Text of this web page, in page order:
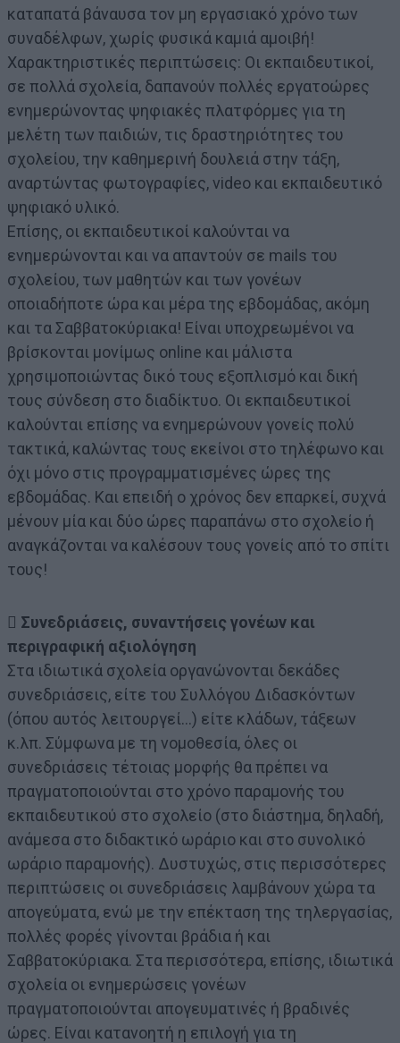
καταπατά βάναυσα τον μη εργασιακό χρόνο των
συναδέλφων, χωρίς φυσικά καμιά αμοιβή!
Χαρακτηριστικές περιπτώσεις: Οι εκπαιδευτικοί,
σε πολλά σχολεία, δαπανούν πολλές εργατοώρες
ενημερώνοντας ψηφιακές πλατφόρμες για τη
μελέτη των παιδιών, τις δραστηριότητες του
σχολείου, την καθημερινή δουλειά στην τάξη,
αναρτώντας φωτογραφίες, video και εκπαιδευτικό
ψηφιακό υλικό.
Επίσης, οι εκπαιδευτικοί καλούνται να
ενημερώνονται και να απαντούν σε mails του
σχολείου, των μαθητών και των γονέων
οποιαδήποτε ώρα και μέρα της εβδομάδας, ακόμη
και τα Σαββατοκύριακα! Είναι υποχρεωμένοι να
βρίσκονται μονίμως online και μάλιστα
χρησιμοποιώντας δικό τους εξοπλισμό και δική
τους σύνδεση στο διαδίκτυο. Οι εκπαιδευτικοί
καλούνται επίσης να ενημερώνουν γονείς πολύ
τακτικά, καλώντας τους εκείνοι στο τηλέφωνο και
όχι μόνο στις προγραμματισμένες ώρες της
εβδομάδας. Και επειδή ο χρόνος δεν επαρκεί, συχνά
μένουν μία και δύο ώρες παραπάνω στο σχολείο ή
αναγκάζονται να καλέσουν τους γονείς από το σπίτι
τους!
 Συνεδριάσεις, συναντήσεις γονέων και
περιγραφική αξιολόγηση
Στα ιδιωτικά σχολεία οργανώνονται δεκάδες
συνεδριάσεις, είτε του Συλλόγου Διδασκόντων
(όπου αυτός λειτουργεί…) είτε κλάδων, τάξεων
κ.λπ. Σύμφωνα με τη νομοθεσία, όλες οι
συνεδριάσεις τέτοιας μορφής θα πρέπει να
πραγματοποιούνται στο χρόνο παραμονής του
εκπαιδευτικού στο σχολείο (στο διάστημα, δηλαδή,
ανάμεσα στο διδακτικό ωράριο και στο συνολικό
ωράριο παραμονής). Δυστυχώς, στις περισσότερες
περιπτώσεις οι συνεδριάσεις λαμβάνουν χώρα τα
απογεύματα, ενώ με την επέκταση της τηλεργασίας,
πολλές φορές γίνονται βράδια ή και
Σαββατοκύριακα. Στα περισσότερα, επίσης, ιδιωτικά
σχολεία οι ενημερώσεις γονέων
πραγματοποιούνται απογευματινές ή βραδινές
ώρες. Είναι κατανοητή η επιλογή για τη